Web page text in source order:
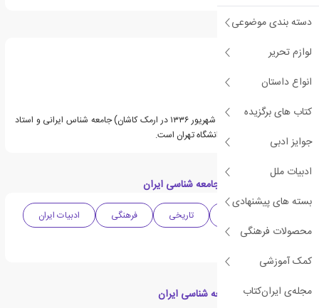
دسته بندی موضوعی
لوازم تحریر
انواع داستان
کتاب های برگزیده
جوایز ادبی
ادبیات ملل
بسته های پیشنهادی
محصولات فرهنگی
کمک آموزشی
مجله‌ی ایران‌کتاب
درباره تقی آزاد ارمکی
تقی آزاد ارمکی (متولد ۱۰ شهریور ۱۳۳۶ در ارمک کاشان) جامعه شناس ایرانی و استاد
دانشکده علوم اجتماعی دانشگاه تهران است.
دسته بندی های کتاب جامعه شناسی ایران
تاریخی فرهنگی
ادبیات ایران
جامعه شناسی
کتاب های مرتبط با جامعه شناسی ایران